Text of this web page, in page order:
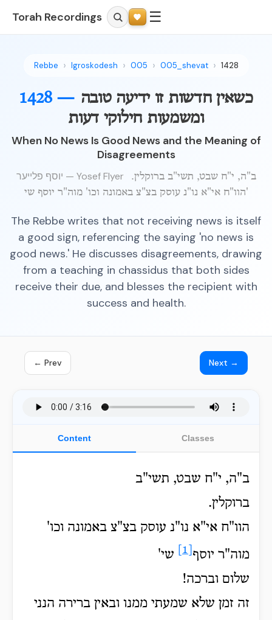
Torah Recordings ☰
Rebbe Igroskodesh 005 005_shevat 1428
1428 — כשאין חדשות זו ידיעה טובה
ומשמעות חילוקי דעות
When No News Is Good News and the Meaning of
Disagreements
יוסף פלייער — Yosef Flyer
ב"ה, י"ח שבט, תשי"ב ברוקלין.
הוו"ח אי"א נו"נ עוסק בצ"צ באמונה וכו' מוה"ר יוסף שי'
The Rebbe writes that not receiving news is itself
a good sign, referencing the saying 'no news is
good news.' He discusses disagreements, drawing
from a teaching in chassidus that both sides
receive their due, and blesses the recipient with
success and health.
← Prev Next →
Content Classes
ב"ה, י"ח שבט, תשי"ב
ברוקלין.
הוו"ח אי"א נו"נ עוסק בצ"צ באמונה וכו'
מוה"ר יוסף
שי'
שלום וברכה!
זה זמן שלא שמעתי ממנו ובאין ברירה הנני